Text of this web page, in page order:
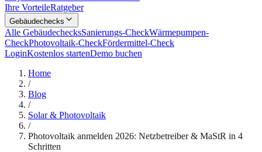
Ihre VorteileRatgeber
Gebäudechecks
Alle GebäudechecksSanierungs-CheckWärmepumpen-
CheckPhotovoltaik-CheckFördermittel-Check
LoginKostenlos startenDemo buchen
Home
/
Blog
/
Solar & Photovoltaik
/
Photovoltaik anmelden 2026: Netzbetreiber & MaStR in 4
Schritten